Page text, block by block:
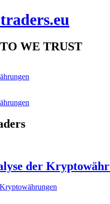
WE TRUST
der
Kryptowährungen